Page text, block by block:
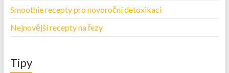
Smoothie recepty pro novoroční detoxikaci
Nejnovější recepty na řezy
Tipy